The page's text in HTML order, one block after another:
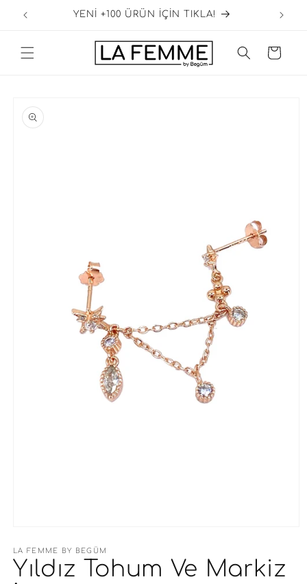
İçeriğe
atla
YENİ +100 ÜRÜN İÇİN TIKLA!
Sepet
bilgisine
atla
modda
oynatın
LA FEMME BY BEGÜM
Yıldız Tohum Ve Markiz